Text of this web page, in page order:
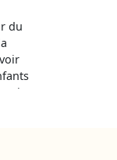
du